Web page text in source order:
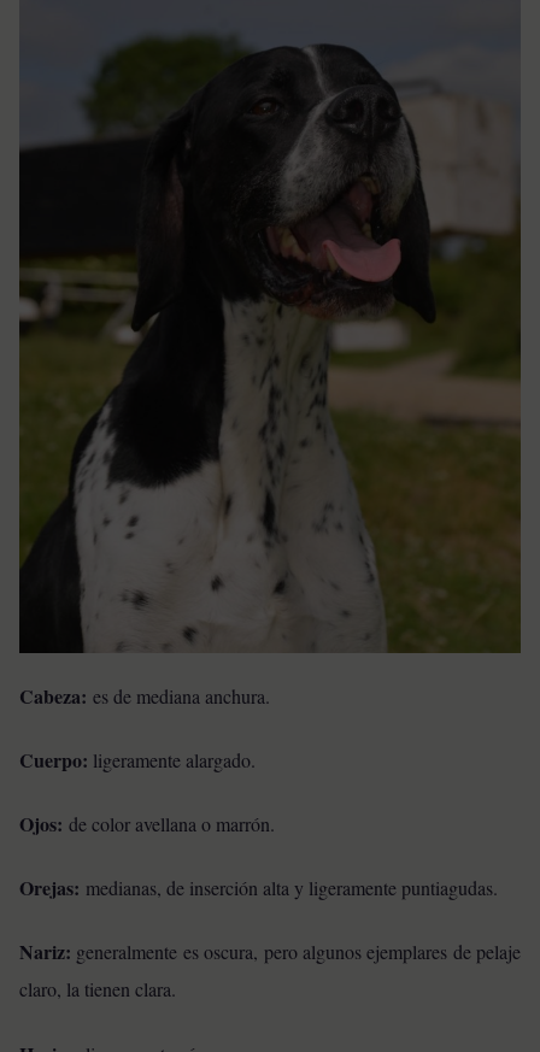
Cabeza: es de mediana anchura.
Cuerpo: ligeramente alargado.
Ojos: de color avellana o marrón.
Orejas: medianas, de inserción alta y ligeramente puntiagudas.
Nariz: generalmente es oscura, pero algunos ejemplares de pelaje
claro, la tienen clara.